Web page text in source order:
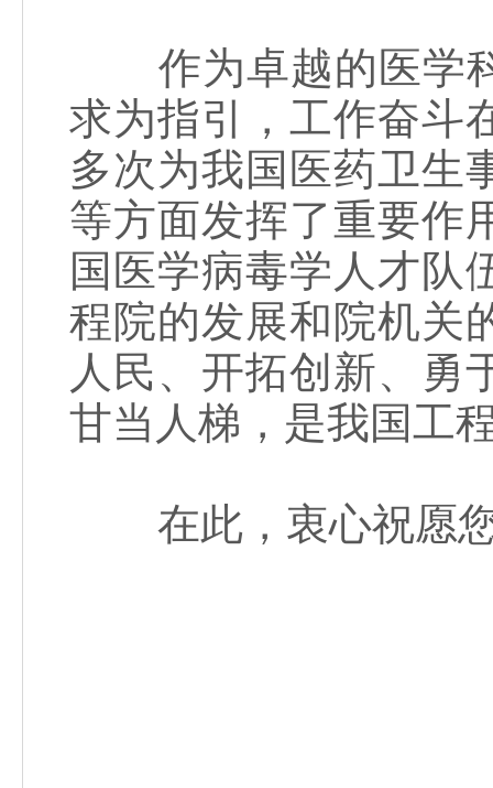
作为卓越的医学科
求为指引，工作奋斗
多次为我国医药卫生
等方面发挥了重要作
国医学病毒学人才队
程院的发展和院机关
人民、开拓创新、勇
甘当人梯，是我国工
在此，衷心祝愿您